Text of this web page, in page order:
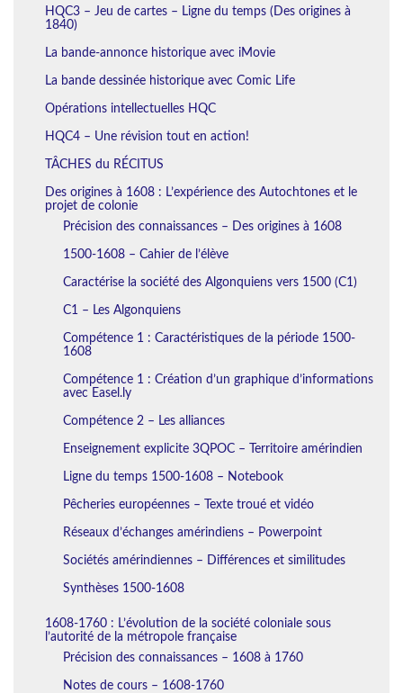
HQC3 – Jeu de cartes – Ligne du temps (Des origines à
1840)
La bande-annonce historique avec iMovie
La bande dessinée historique avec Comic Life
Opérations intellectuelles HQC
HQC4 – Une révision tout en action!
TÂCHES du RÉCITUS
Des origines à 1608 : L’expérience des Autochtones et le
projet de colonie
Précision des connaissances – Des origines à 1608
1500-1608 – Cahier de l’élève
Caractérise la société des Algonquiens vers 1500 (C1)
C1 – Les Algonquiens
Compétence 1 : Caractéristiques de la période 1500-
1608
Compétence 1 : Création d’un graphique d’informations
avec Easel.ly
Compétence 2 – Les alliances
Enseignement explicite 3QPOC – Territoire amérindien
Ligne du temps 1500-1608 – Notebook
Pêcheries européennes – Texte troué et vidéo
Réseaux d’échanges amérindiens – Powerpoint
Sociétés amérindiennes – Différences et similitudes
Synthèses 1500-1608
1608-1760 : L’évolution de la société coloniale sous
l’autorité de la métropole française
Précision des connaissances – 1608 à 1760
Notes de cours – 1608-1760